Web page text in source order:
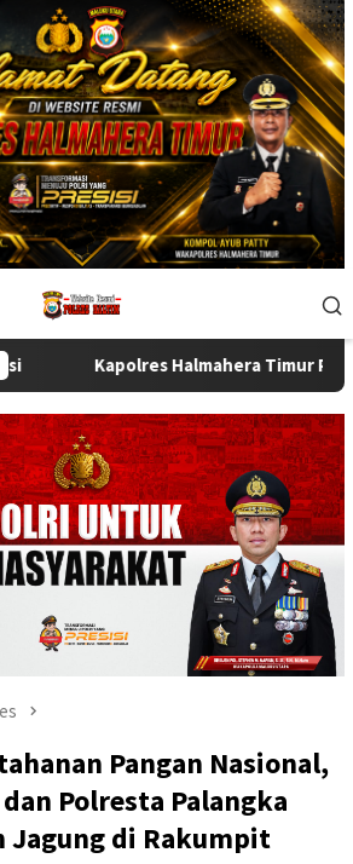
Halmahera Timur Pimpin Sertijab
Pangan Nasional,
Polresta Palangka
Jagung di Rakumpit